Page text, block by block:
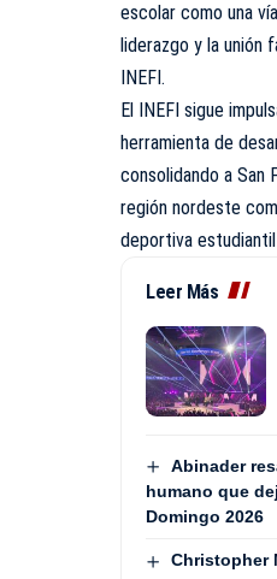
escolar como una
liderazgo y la unión
INEFI.
El INEFI sigue
herramienta de
consolidando a San
región nordeste
deportiva
Leer Más
Abinader
humano que
Domingo 2026
Christopher